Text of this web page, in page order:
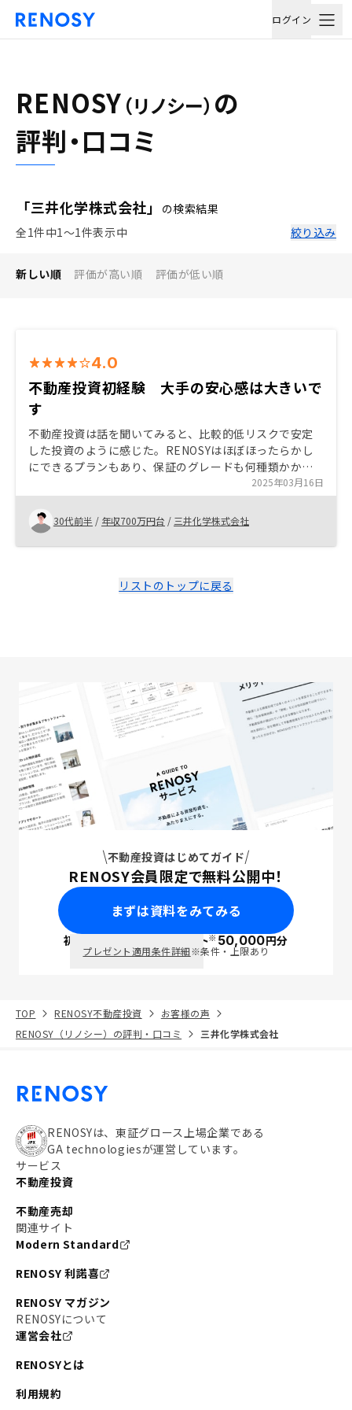
ログイン
RENOSY （リノシー） の
評判・口コミ
「三井化学株式会社」
の検索結果
全1件中1〜1件表示中
絞り込み
新しい順 評価が高い順 評価が低い順
4.0
不動産投資初経験 大手の安心感は大きいで
す
不動産投資は話を聞いてみると、比較的低リスクで安定
した投資のように感じた。RENOSYはほぼほったらかし
にできるプランもあり、保証のグレードも何種類かから
選べるので、幅広い人にマッチすると思う。押し売り感
はなかったので、まずは話を聞いてみるだけでもいいと
思う。 他社に比べて、対応が親身というよりかは機械的
に感じ、少し不安を覚えたので、もう少しフレンドリー
な方が、不動産投資のビギナーにとっては安心かも。
2025年03月16日
30代前半 / 年収700万円台 / 三井化学株式会社
リストのトップに戻る
不動産投資はじめてガイド
RENOSY会員限定で無料公開中！
まずは資料をみてみる
初回面談で ポイント※50,000円分
プレゼント適用条件詳細※条件・上限あり
TOP RENOSY不動産投資
お客様の声
RENOSY（リノシー）の評判・口コミ
三井化学株式会社
RENOSYは、東証グロース上場企業である
GA technologiesが運営しています。
サービス
不動産投資
不動産売却
関連サイト
Modern Standard
RENOSY 利諾喜
RENOSY マガジン
RENOSYについて
運営会社
RENOSYとは
利用規約